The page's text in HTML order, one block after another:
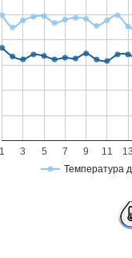
Температура
1 3 5 7 9 11